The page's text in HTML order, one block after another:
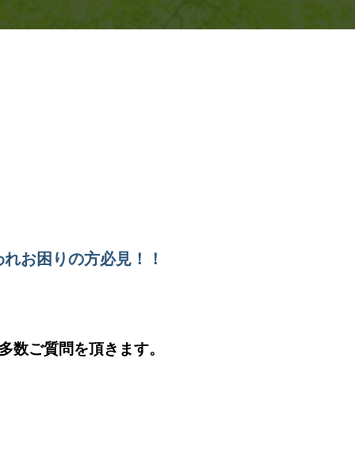
お困りの方必見！！
数ご質問を頂きます。